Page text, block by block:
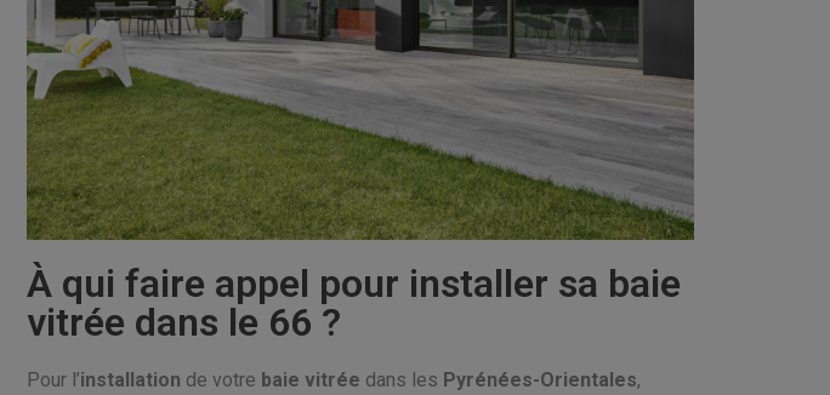
À qui faire appel pour installer sa baie
vitrée dans le 66 ?
Pour l’installation de votre baie vitrée dans les Pyrénées-Orientales,